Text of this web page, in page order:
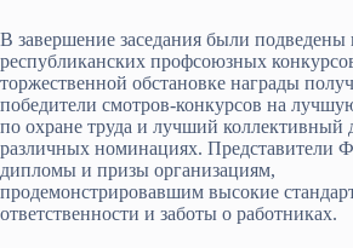
В завершение заседания были подведены
республиканских профсоюзных
торжественной обстановке награды
победители смотров-конкурсов на
по охране труда и лучший коллективный
различных номинациях. Представители
дипломы и призы организациям,
продемонстрировавшим высокие
ответственности и заботы о работниках.